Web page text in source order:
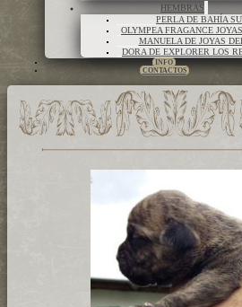
HEMBRAS
PERLA DE BAHÍA
OLYMPEA FRAGANCE
MANUELA DE JOYAS
DORA DE EXPLORER LOS
INFO
CONTACTOS